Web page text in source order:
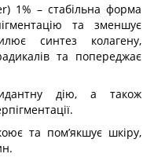
1% – стабільна форма
та зменшує
синтез колагену,
та попереджає
дію, а також
та пом’якшує шкіру,